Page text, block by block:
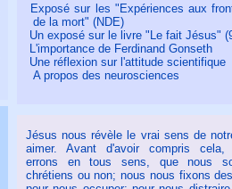
Exposé sur les "Expériences aux
de la mort" (NDE)
Un exposé sur le livre "Le fait Jésus"
L'importance de Ferdinand Gonseth
Une réflexion sur l'attitude scientifique
A propos des neurosciences
Jésus nous révèle le vrai sens de
aimer. Avant d'avoir compris cela,
errons en tous sens, que nous
chrétiens ou non; nous nous fixons